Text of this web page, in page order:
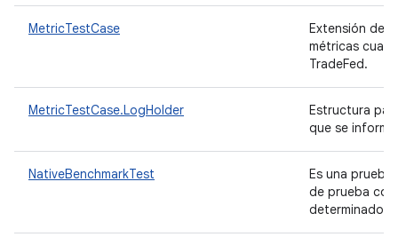
MetricTestCase Extensión de
métricas
TradeFed.
MetricTestCase.LogHolder
Estructura
que se
NativeBenchmarkTest
Es una
de prueba
determinado.